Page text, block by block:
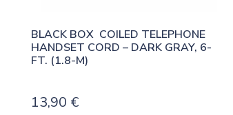
BLACK BOX  COILED TELEPHONE
HANDSET CORD – DARK GRAY, 6-
FT. (1.8-M)
13,90 €